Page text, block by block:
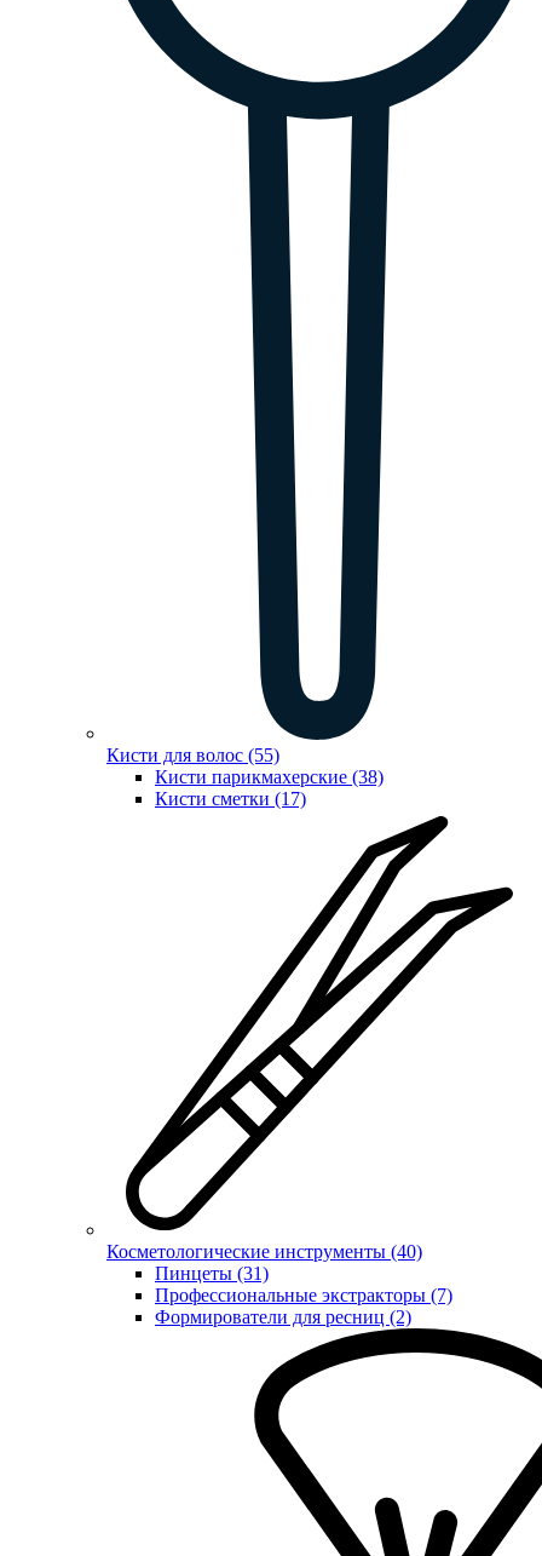
Кисти для волос (55)
Кисти парикмахерские (38)
Кисти сметки (17)
Косметологические инструменты (40)
Пинцеты (31)
Профессиональные экстракторы (7)
Формирователи для ресниц (2)